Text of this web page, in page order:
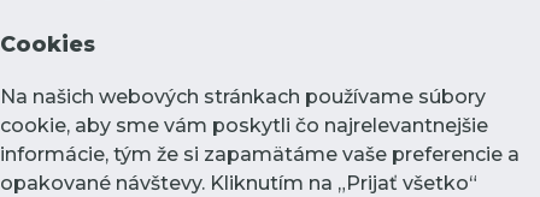
Cookies
Na našich webových stránkach používame súbory
cookie, aby sme vám poskytli čo najrelevantnejšie
informácie, tým že si zapamätáme vaše preferencie a
opakované návštevy. Kliknutím na „Prijať všetko“